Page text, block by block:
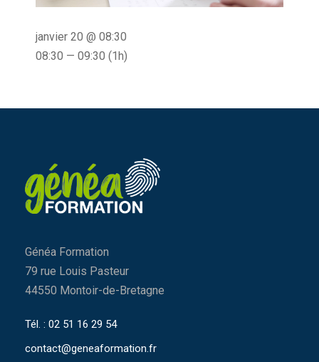
janvier 20 @ 08:30
08:30 — 09:30 (1h)
Généa Formation
79 rue Louis Pasteur
44550 Montoir-de-Bretagne
Tél. : 02 51 16 29 54
contact@geneaformation.fr